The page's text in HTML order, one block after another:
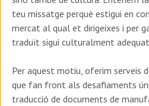
teu missatge perquè estigui en
mercat al qual et dirigeixes i per
traduït sigui culturalment
Per aquest motiu, oferim serveis
que fan front als desafiaments
traducció de documents de